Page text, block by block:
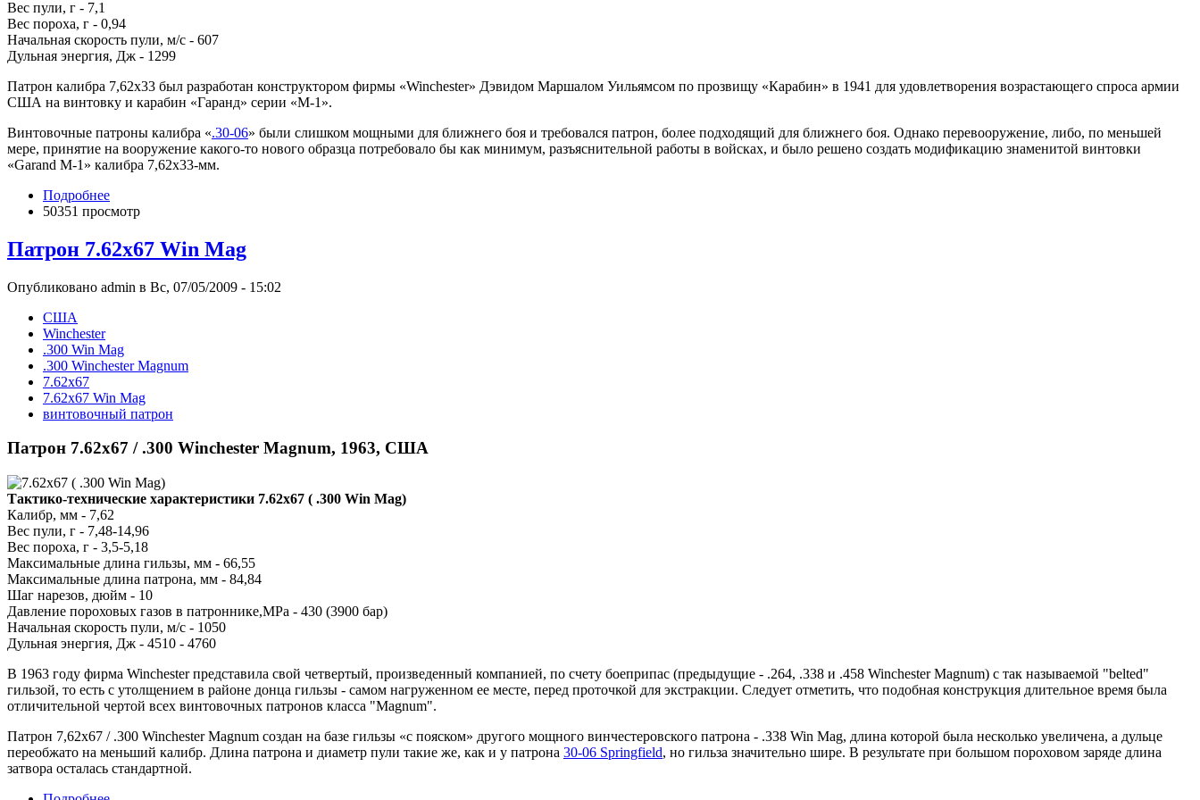
Вес пули, г - 7,1
Вес пороха, г - 0,94
Начальная скорость пули, м/с - 607
Дульная энергия, Дж - 1299
Патрон калибра 7,62х33 был разработан конструктором фирмы «Winchester» Дэвидом Маршалом Уильямсом по прозвищу «Карабин» в 1941 для удовлетворения возрастающего спроса армии
США на винтовку и карабин «Гаранд» серии «М-1».
Винтовочные патроны калибра «.30-06» были слишком мощными для ближнего боя и требовался патрон, более подходящий для ближнего боя. Однако перевооружение, либо, по меньшей
мере, принятие на вооружение какого-то нового образца потребовало бы как минимум, разъяснительной работы в войсках, и было решено создать модификацию знаменитой винтовки
«Garand M-1» калибра 7,62х33-мм.
Подробнее
50351 просмотр
Патрон 7.62x67 Win Mag
Опубликовано admin в Вс, 07/05/2009 - 15:02
США
Winchester
.300 Win Mag
.300 Winchester Magnum
7.62x67
7.62x67 Win Mag
винтовочный патрон
Патрон 7.62x67 / .300 Winchester Magnum, 1963, США
Тактико-технические характеристики 7.62x67 ( .300 Win Mag)
Калибр, мм - 7,62
Вес пули, г - 7,48-14,96
Вес пороха, г - 3,5-5,18
Максимальные длина гильзы, мм - 66,55
Максимальные длина патрона, мм - 84,84
Шаг нарезов, дюйм - 10
Давление пороховых газов в патроннике,МРа - 430 (3900 бар)
Начальная скорость пули, м/с - 1050
Дульная энергия, Дж - 4510 - 4760
В 1963 году фирма Winchester представила свой четвертый, произведенный компанией, по счету боеприпас (предыдущие - .264, .338 и .458 Winchester Magnum) с так называемой "belted"
гильзой, то есть с утолщением в районе донца гильзы - самом нагруженном ее месте, перед проточкой для экстракции. Следует отметить, что подобная конструкция длительное время была
отличительной чертой всех винтовочных патронов класса "Magnum".
Патрон 7,62х67 / .300 Winchester Magnum создан на базе гильзы «с пояском» другого мощного винчестеровского патрона - .338 Win Mag, длина которой была несколько увеличена, а дульце
переобжато на меньший калибр. Длина патрона и диаметр пули такие же, как и у патрона 30-06 Springfield, но гильза значительно шире. В результате при большом пороховом заряде длина
затвора осталась стандартной.